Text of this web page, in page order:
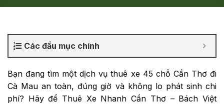
Các đầu mục chính
Bạn đang tìm một dịch vụ thuê xe 45 chỗ Cần Thơ đi
Cà Mau an toàn, đúng giờ và không lo phát sinh chi
phí? Hãy để Thuê Xe Nhanh Cần Thơ – Bách Việt